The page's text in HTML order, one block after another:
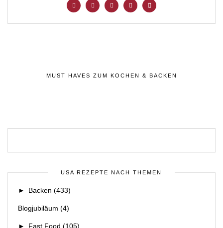
MUST HAVES ZUM KOCHEN & BACKEN
USA REZEPTE NACH THEMEN
► Backen (433)
Blogjubiläum (4)
► Fast Food (105)